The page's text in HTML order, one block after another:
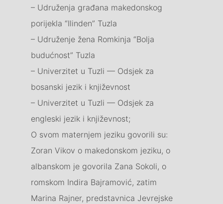
– Udruženja građana makedonskog
porijekla “Ilinden” Tuzla
– Udruženje žena Romkinja “Bolja
budućnost” Tuzla
– Univerzitet u Tuzli –– Odsjek za
bosanski jezik i književnost
– Univerzitet u Tuzli –– Odsjek za
engleski jezik i književnost;
O svom maternjem jeziku govorili su:
Zoran Vikov o makedonskom jeziku, o
albanskom je govorila Zana Sokoli, o
romskom Indira Bajramović, zatim
Marina Rajner, predstavnica Jevrejske